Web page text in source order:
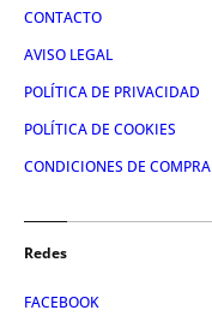
CONTACTO
AVISO LEGAL
POLÍTICA DE PRIVACIDAD
POLÍTICA DE COOKIES
CONDICIONES DE COMPRA
Redes
FACEBOOK